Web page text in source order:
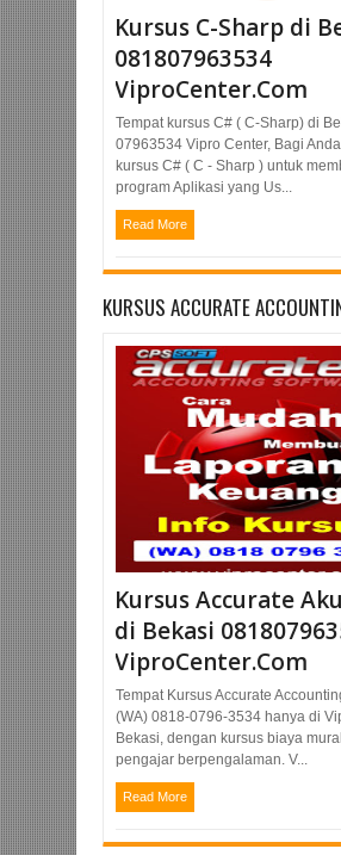
Kursus C-Sharp di
081807963534
ViproCenter.Com
Tempat kursus C# ( C-Sharp) di
07963534 Vipro Center, Bagi
kursus C# ( C - Sharp ) untuk
program Aplikasi yang Us...
Read More
KURSUS ACCURATE
Kursus Accurate
di Bekasi
ViproCenter.Com
Tempat Kursus Accurate
(WA) 0818-0796-3534 hanya di
Bekasi, dengan kursus biaya
pengajar berpengalaman. V...
Read More